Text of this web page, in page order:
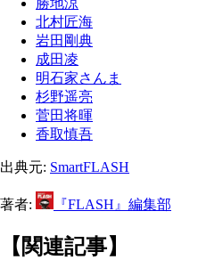
北村匠海
岩田剛典
成田凌
明石家さんま
杉野遥亮
菅田将暉
香取慎吾
出典元: SmartFLASH
著者: 『FLASH』編集部
【関連記事】